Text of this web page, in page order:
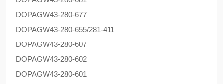
DOPAGW43-280-677
DOPAGW43-280-655/281-411
DOPAGW43-280-607
DOPAGW43-280-602
DOPAGW43-280-601